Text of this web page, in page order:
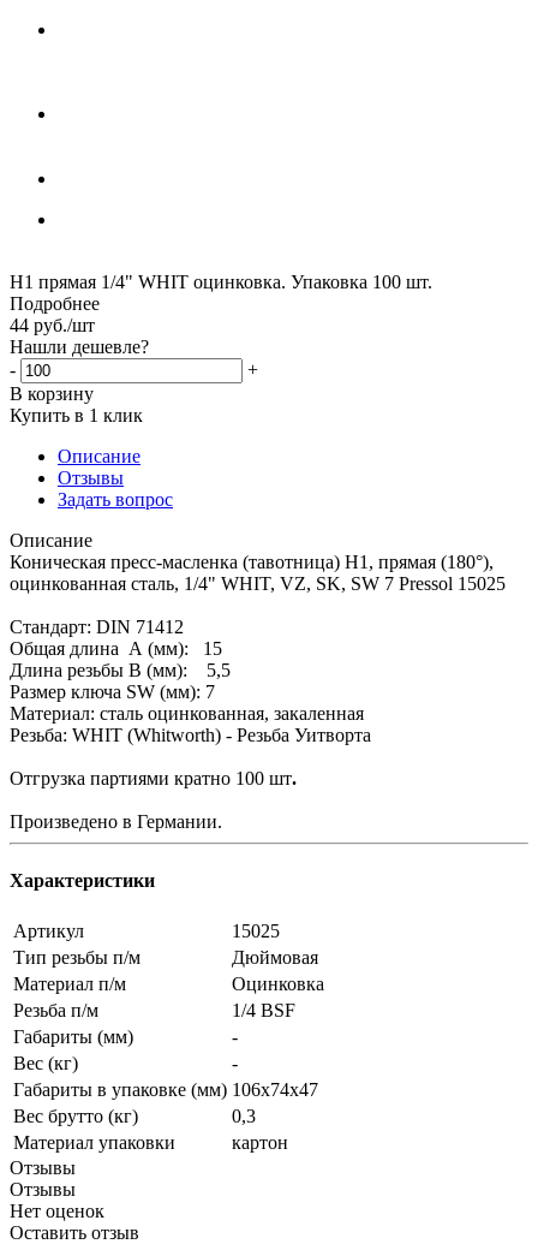
Н1 прямая 1/4" WHIT оцинковка. Упаковка 100 шт.
Подробнее
44 руб./шт
Нашли дешевле?
-
+
В корзину
Купить в 1 клик
Описание
Отзывы
Задать вопрос
Описание
Коническая пресс-масленка (тавотница) H1, прямая (180°),
оцинкованная сталь, 1/4" WHIT, VZ, SK, SW 7 Pressol 15025
Стандарт: DIN 71412
Общая длина А (мм): 15
Длина резьбы В (мм): 5,5
Размер ключа SW (мм): 7
Материал: сталь оцинкованная, закаленная
Резьба: WHIT (Whitworth) - Резьба Уитворта
Отгрузка партиями кратно 100 шт.
Произведено в Германии.
Характеристики
Артикул
15025
Тип резьбы п/м
Дюймовая
Материал п/м
Оцинковка
Резьба п/м
1/4 BSF
Габариты (мм)
-
Вес (кг)
-
Габариты в упаковке (мм) 106x74x47
Вес брутто (кг)
0,3
Материал упаковки
картон
Отзывы
Отзывы
Нет оценок
Оставить отзыв